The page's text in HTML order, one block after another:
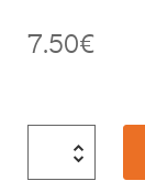
7.50€